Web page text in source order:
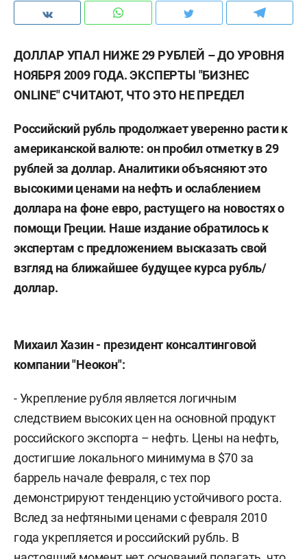
ДОЛЛАР УПАЛ НИЖЕ 29 РУБЛЕЙ – ДО УРОВНЯ
НОЯБРЯ 2009 ГОДА. ЭКСПЕРТЫ "БИЗНЕС
ONLINE" СЧИТАЮТ, ЧТО ЭТО НЕ ПРЕДЕЛ
Российский рубль продолжает уверенно расти к
американской валюте: он пробил отметку в 29
рублей за доллар. Аналитики объясняют это
высокими ценами на нефть и ослаблением
доллара на фоне евро, растущего на новостях о
помощи Греции. Наше издание обратилось к
экспертам с предложением высказать свой
взгляд на ближайшее будущее курса рубль/
доллар.
Михаил Хазин - президент консалтинговой
компании "Неокон":
- Укрепление рубля является логичным
следствием высоких цен на основной продукт
российского экспорта – нефть. Цены на нефть,
достигшие локального минимума в $70 за
баррель начале февраля, с тех пор
демонстрируют тенденцию устойчивого роста.
Вслед за нефтяными ценами с февраля 2010
года укрепляется и российский рубль. В